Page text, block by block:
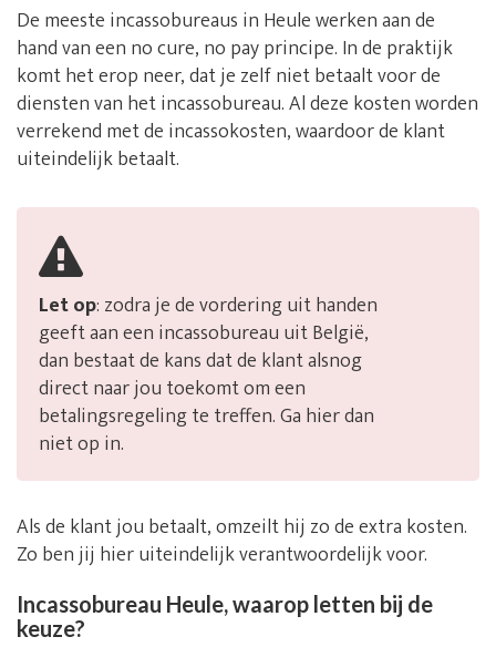
De meeste incassobureaus in Heule werken aan de
hand van een no cure, no pay principe. In de praktijk
komt het erop neer, dat je zelf niet betaalt voor de
diensten van het incassobureau. Al deze kosten worden
verrekend met de incassokosten, waardoor de klant
uiteindelijk betaalt.
Let op: zodra je de vordering uit handen
geeft aan een incassobureau uit België,
dan bestaat de kans dat de klant alsnog
direct naar jou toekomt om een
betalingsregeling te treffen. Ga hier dan
niet op in.
Als de klant jou betaalt, omzeilt hij zo de extra kosten.
Zo ben jij hier uiteindelijk verantwoordelijk voor.
Incassobureau Heule, waarop letten bij de
keuze?